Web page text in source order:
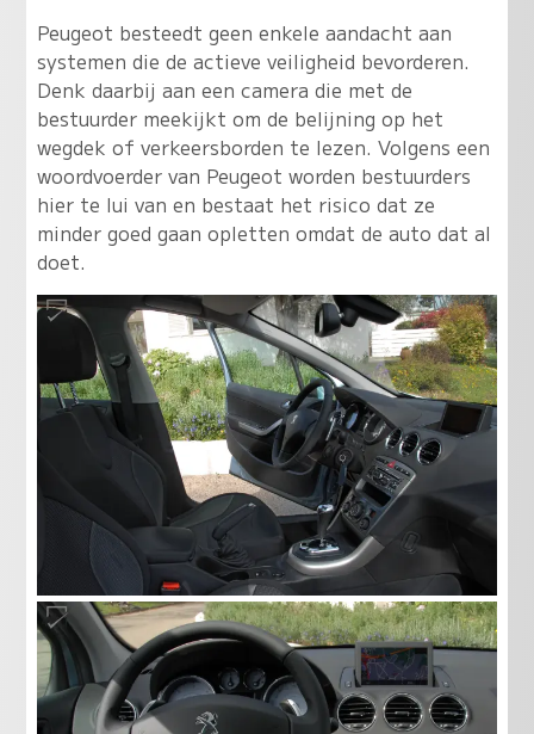
Peugeot besteedt geen enkele aandacht aan
systemen die de actieve veiligheid bevorderen.
Denk daarbij aan een camera die met de
bestuurder meekijkt om de belijning op het
wegdek of verkeersborden te lezen. Volgens een
woordvoerder van Peugeot worden bestuurders
hier te lui van en bestaat het risico dat ze
minder goed gaan opletten omdat de auto dat al
doet.